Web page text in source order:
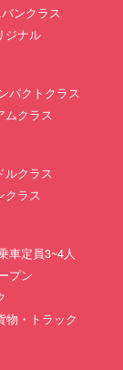
バンクラス
ジナル
パクトクラス
ムクラス
ルクラス
クラス
車定員3~4人
プン
物・トラック